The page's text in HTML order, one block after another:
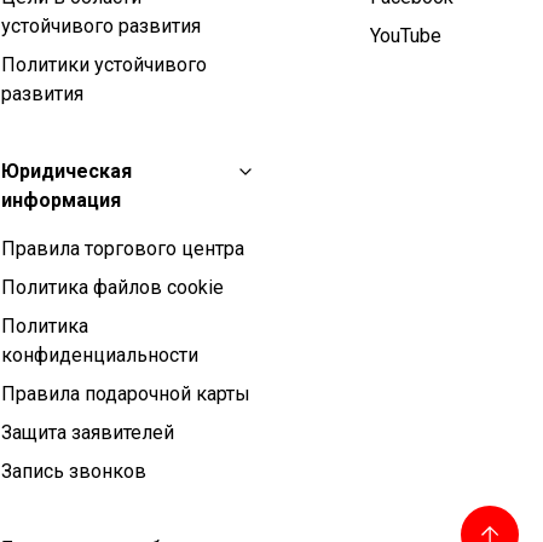
устойчивого развития
Политики устойчивого
развития
Юридическая
информация
Правила торгового центра
Политика файлов cookie
Политика
конфиденциальности
Правила подарочной карты
Защита заявителей
Запись звонков
YouTube